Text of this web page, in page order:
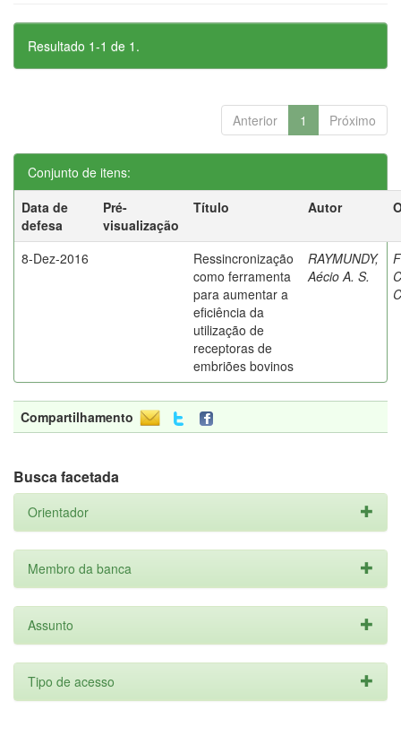
Resultado 1-1 de 1.
Anterior 1 Próximo
Conjunto de itens:
Data de
defesa
Pré-
visualização
Título Autor
8-Dez-2016
Ressincronização
como ferramenta
para aumentar a
eficiência da
utilização de
receptoras de
embriões bovinos
RAYMUNDY,
Aécio A. S.
Compartilhamento
Busca facetada
Orientador
Membro da banca
Assunto
Tipo de acesso